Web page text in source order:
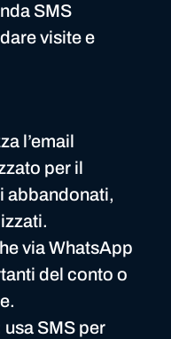
SMS
visite e
l’email
per il
abbandonati,
via WhatsApp
del conto o
usa SMS per